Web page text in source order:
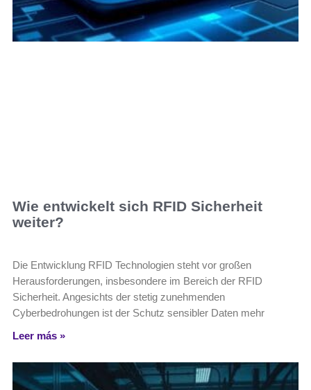
Wie entwickelt sich RFID Sicherheit
weiter?
Die Entwicklung RFID Technologien steht vor großen
Herausforderungen, insbesondere im Bereich der RFID
Sicherheit. Angesichts der stetig zunehmenden
Cyberbedrohungen ist der Schutz sensibler Daten mehr
Leer más »